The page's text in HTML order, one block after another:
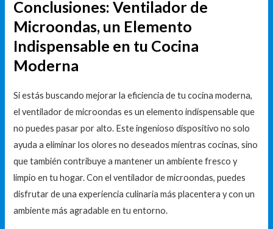
Conclusiones: Ventilador de
Microondas, un Elemento
Indispensable en tu Cocina
Moderna
Si estás buscando mejorar la eficiencia de tu cocina moderna,
el ventilador de microondas es un elemento indispensable que
no puedes pasar por alto. Este ingenioso dispositivo no solo
ayuda a eliminar los olores no deseados mientras cocinas, sino
que también contribuye a mantener un ambiente fresco y
limpio en tu hogar. Con el ventilador de microondas, puedes
disfrutar de una experiencia culinaria más placentera y con un
ambiente más agradable en tu entorno.